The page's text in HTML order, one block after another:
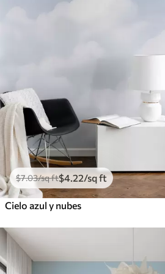
$7.03/sq ft$4.22/sq ft
Cielo azul y nubes